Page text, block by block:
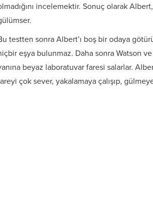
incelemektir. Sonuç olarak
testten sonra Albert’ı boş bir odaya
eşya bulunmaz. Daha sonra Watson ve
beyaz laboratuvar faresi salarlar.
çok sever, yakalamaya çalışıp,